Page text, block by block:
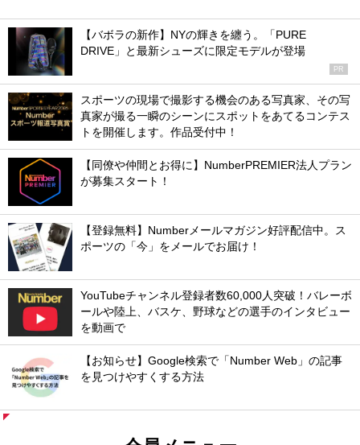
【バボラの新作】NYの輝きを纏う。「PURE
DRIVE」と最新シューズに限定モデルが登場
PR
スポーツの現場で撮影する機会のある写真家、その写
真家が撮る一瞬のシーンにスポットをあてるコンテス
トを開催します。作品受付中！
【同僚や仲間とお得に】NumberPREMIER法人プラン
が募集スタート！
【登録無料】Numberメールマガジン好評配信中。ス
ポーツの「今」をメールでお届け！
YouTubeチャンネル登録者数60,000人突破！バレーボ
ールや陸上、バスケ、野球などの選手のインタビュー
を動画で
【お知らせ】Google検索で「Number Web」の記事
を見つけやすくする方法